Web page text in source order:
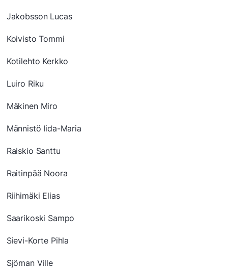
Jakobsson Lucas
Koivisto Tommi
Kotilehto Kerkko
Luiro Riku
Mäkinen Miro
Männistö Iida-Maria
Raiskio Santtu
Raitinpää Noora
Riihimäki Elias
Saarikoski Sampo
Sievi-Korte Pihla
Sjöman Ville